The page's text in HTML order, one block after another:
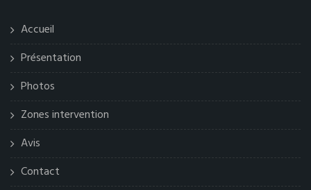
Accueil
Présentation
Photos
Zones intervention
Avis
Contact